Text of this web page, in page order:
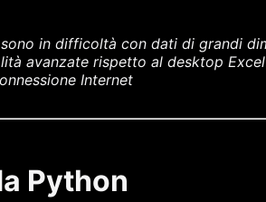
in difficoltà con dati di grandi
avanzate rispetto al desktop Excel
Internet
Python